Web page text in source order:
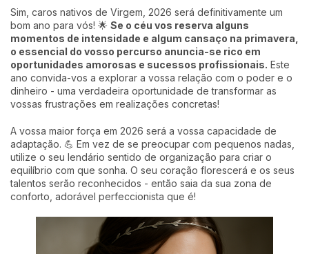
Sim, caros nativos de Virgem, 2026 será definitivamente um
bom ano para vós! 🌟 Se o céu vos reserva alguns
momentos de intensidade e algum cansaço na primavera,
o essencial do vosso percurso anuncia-se rico em
oportunidades amorosas e sucessos profissionais. Este
ano convida-vos a explorar a vossa relação com o poder e o
dinheiro - uma verdadeira oportunidade de transformar as
vossas frustrações em realizações concretas!
A vossa maior força em 2026 será a vossa capacidade de
adaptação. 💪 Em vez de se preocupar com pequenos nadas,
utilize o seu lendário sentido de organização para criar o
equilíbrio com que sonha. O seu coração florescerá e os seus
talentos serão reconhecidos - então saia da sua zona de
conforto, adorável perfeccionista que é!